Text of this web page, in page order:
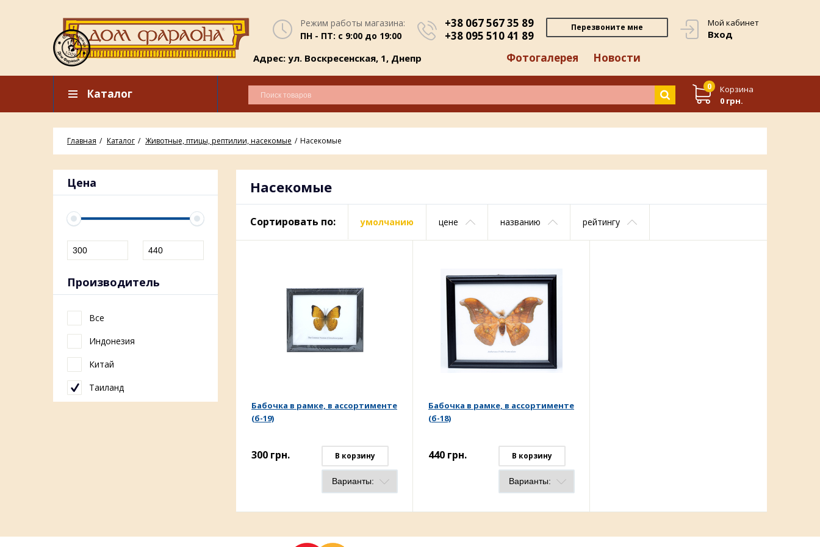
Мой кабинет
Вход
Режим работы магазина:
ПН - ПТ: с 9:00 до 19:00
+38 067 567 35 89
+38 095 510 41 89
Перезвоните мне
Адрес: ул. Воскресенская, 1, Днепр Фотогалерея Новости
0
Корзина
0 грн.
Каталог
Главная Каталог Животные, птицы, рептилии, насекомые Насекомые
Цена
Производитель
Все
Индонезия
Китай
Таиланд
Насекомые
Сортировать по: умолчанию цене названию рейтингу
Бабочка в рамке, в ассортименте
(б-19)
300 грн. В корзину
Бабочка в рамке, в ассортименте
(б-18)
440 грн. В корзину